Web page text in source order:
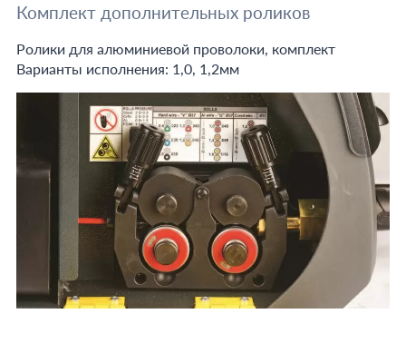
Комплект дополнительных роликов
Ролики для алюминиевой проволоки, комплект
Варианты исполнения: 1,0, 1,2мм